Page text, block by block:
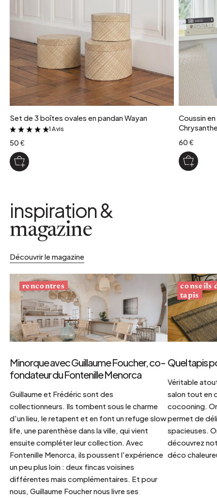
Set de 3 boîtes ovales en pandan Wayan
&
1 Avis
50 €
Coussin
60 €
inspiration &
magazine
Découvrir le magazine
rencontres
Minorque avec Guillaume Foucher, co-
fondateur du Fontenille Menorca
Guillaume et Frédéric sont des
collectionneurs. Ils tombent sous le charme
d'un lieu, le retapent et en font un refuge slow
life, une parenthèse dans la ville, qui vient
ensuite compléter leur collection. Avec
Fontenille Menorca, ils poussent l'expérience
un peu plus loin : deux fincas voisines
différentes mais complémentaires. Et pour
nous, Guillaume Foucher nous livre ses
conseils
tapis
Quel tapis
Véritable
salon tout en
cocooning.
permet de
spacieuses.
découvrez
déco